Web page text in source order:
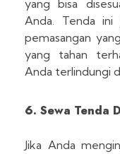
yang bisa
Anda. Tenda ini
pemasangan
yang tahan
Anda terlindungi
6. Sewa Tenda
Jika Anda